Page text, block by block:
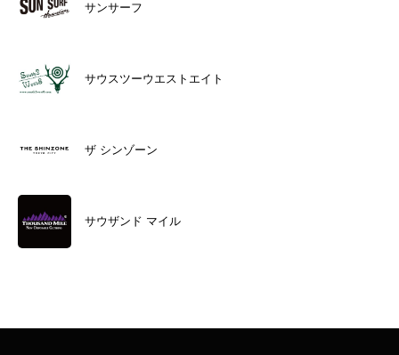
サンサーフ
サウスツーウエストエイト
ザ シンゾーン
サウザンド マイル